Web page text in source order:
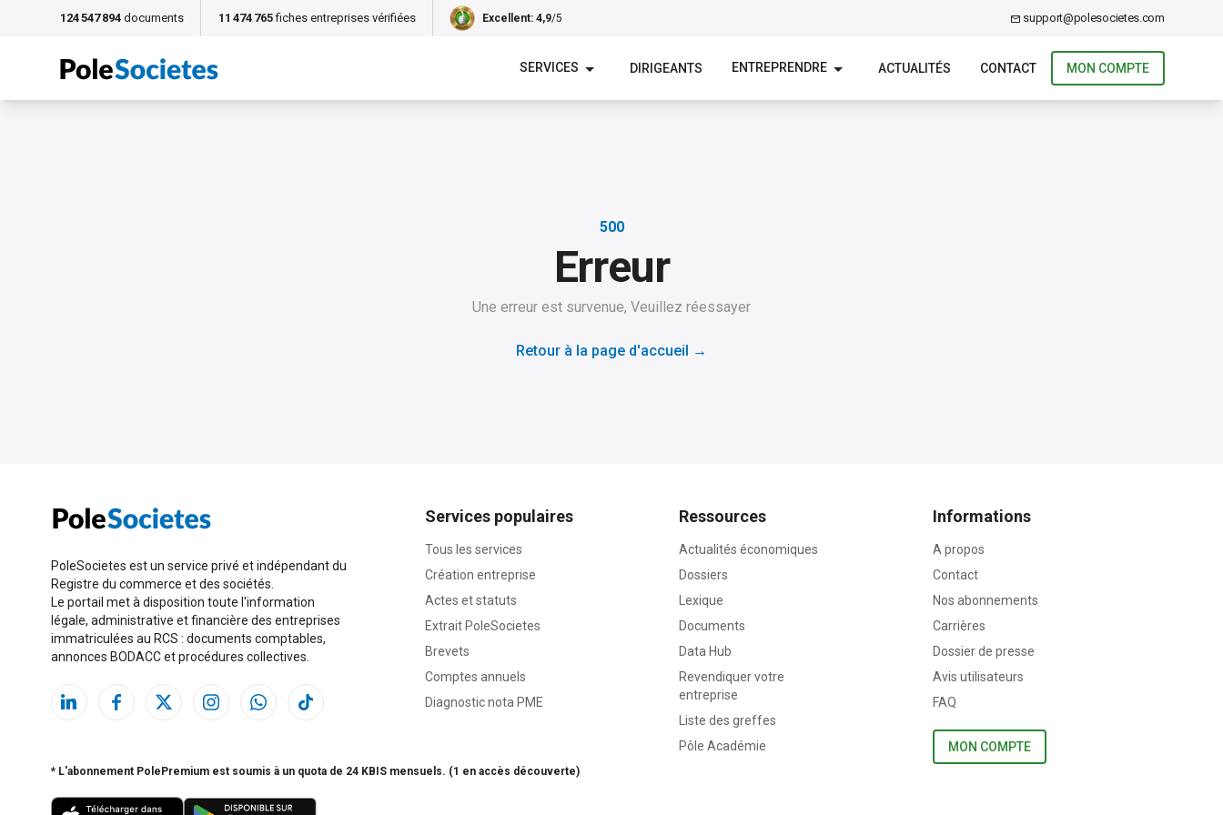
124 547 894 documents 11 474 765 fiches entreprises vérifiées Excellent: 4,9/5 support@polesocietes.com
SERVICES DIRIGEANTS ENTREPRENDRE ACTUALITÉS CONTACT MON COMPTE
500
Erreur
Une erreur est survenue, Veuillez réessayer
Retour à la page d'accueil →
PoleSocietes est un service privé et indépendant du
Registre du commerce et des sociétés.
Le portail met à disposition toute l'information
légale, administrative et financière des entreprises
immatriculées au RCS : documents comptables,
annonces BODACC et procédures collectives.
Services populaires
Tous les services
Création entreprise
Actes et statuts
Extrait PoleSocietes
Brevets
Comptes annuels
Diagnostic nota PME
Ressources
Actualités économiques
Dossiers
Lexique
Documents
Data Hub
Revendiquer votre
entreprise
Liste des greffes
Pôle Académie
Informations
A propos
Contact
Nos abonnements
Carrières
Dossier de presse
Avis utilisateurs
FAQ
MON COMPTE
* L'abonnement PolePremium est soumis à un quota de 24 KBIS mensuels. (1 en accès découverte)